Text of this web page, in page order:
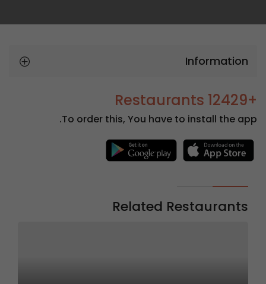
Information
+12429 Restaurants
To order this, You have to install the app.
Related Restaurants